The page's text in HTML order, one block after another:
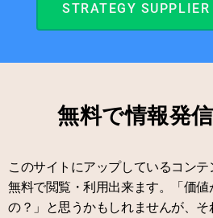
STRATEGY
無料で情報発
このサイトにアップしているコン
無料で閲覧・利用出来ます。「価
の？」と思うかもしれませんが、そ